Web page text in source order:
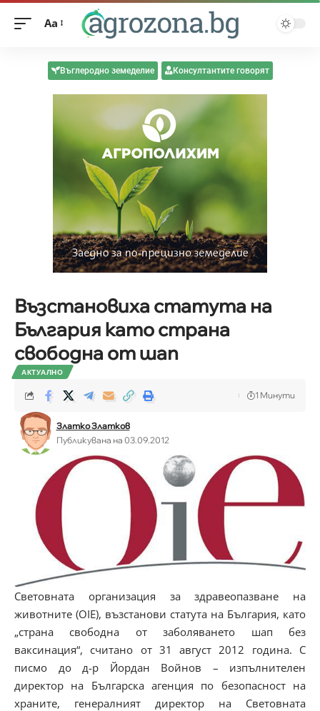
Aa
Въглеродно земеделие Консултантите говорят
Възстановиха статута на
България като страна
свободна от шап
АКТУАЛНО
Златко Златков
Публикувана на 03.09.2012
1 Минути
Световната организация за здравеопазване на
животните (OIE), възстанови статута на България, като
„страна свободна от заболяването шап без
ваксинация“, считано от 31 август 2012 година. С
писмо до д-р Йордан Войнов – изпълнителен
директор на Българска агенция по безопасност на
храните, генералният директор на Световната